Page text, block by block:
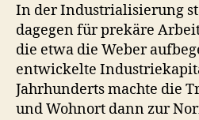
In der Industrialisierung
dagegen für prekäre
die etwa die Weber
entwickelte
Jahrhunderts machte die
und Wohnort dann zur